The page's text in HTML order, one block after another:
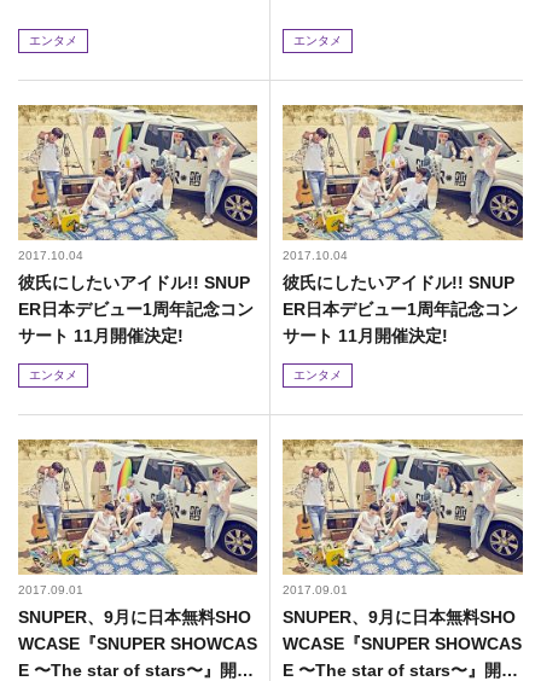
エンタメ エンタメ
2017.10.04
彼氏にしたいアイドル!! SNUP
ER日本デビュー1周年記念コン
サート 11月開催決定!
エンタメ
2017.10.04
彼氏にしたいアイドル!! SNUP
ER日本デビュー1周年記念コン
サート 11月開催決定!
エンタメ
2017.09.01
SNUPER、9月に日本無料SHO
WCASE『SNUPER SHOWCAS
E 〜The star of stars〜』開催
2017.09.01
SNUPER、9月に日本無料SHO
WCASE『SNUPER SHOWCAS
E 〜The star of stars〜』開催